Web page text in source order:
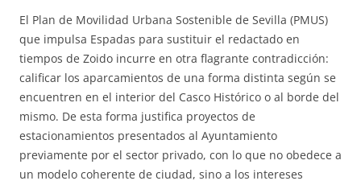
El Plan de Movilidad Urbana Sostenible de Sevilla (PMUS)
que impulsa Espadas para sustituir el redactado en
tiempos de Zoido incurre en otra flagrante contradicción:
calificar los aparcamientos de una forma distinta según se
encuentren en el interior del Casco Histórico o al borde del
mismo. De esta forma justifica proyectos de
estacionamientos presentados al Ayuntamiento
previamente por el sector privado, con lo que no obedece a
un modelo coherente de ciudad, sino a los intereses